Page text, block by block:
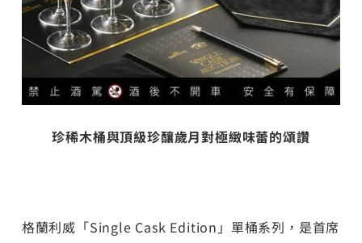
珍稀木桶與頂級珍釀歲月對極緻味蕾的頌讚
格蘭利威「Single Cask Edition」單桶系列，是首席